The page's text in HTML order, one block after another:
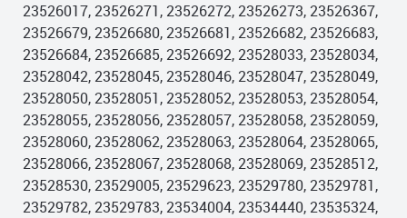
23526017, 23526271, 23526272, 23526273, 23526367,
23526679, 23526680, 23526681, 23526682, 23526683,
23526684, 23526685, 23526692, 23528033, 23528034,
23528042, 23528045, 23528046, 23528047, 23528049,
23528050, 23528051, 23528052, 23528053, 23528054,
23528055, 23528056, 23528057, 23528058, 23528059,
23528060, 23528062, 23528063, 23528064, 23528065,
23528066, 23528067, 23528068, 23528069, 23528512,
23528530, 23529005, 23529623, 23529780, 23529781,
23529782, 23529783, 23534004, 23534440, 23535324,